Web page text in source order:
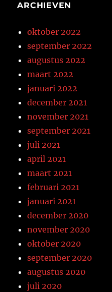
ARCHIEVEN
oktober 2022
september 2022
augustus 2022
maart 2022
januari 2022
december 2021
november 2021
september 2021
juli 2021
april 2021
maart 2021
februari 2021
januari 2021
december 2020
november 2020
oktober 2020
september 2020
augustus 2020
juli 2020